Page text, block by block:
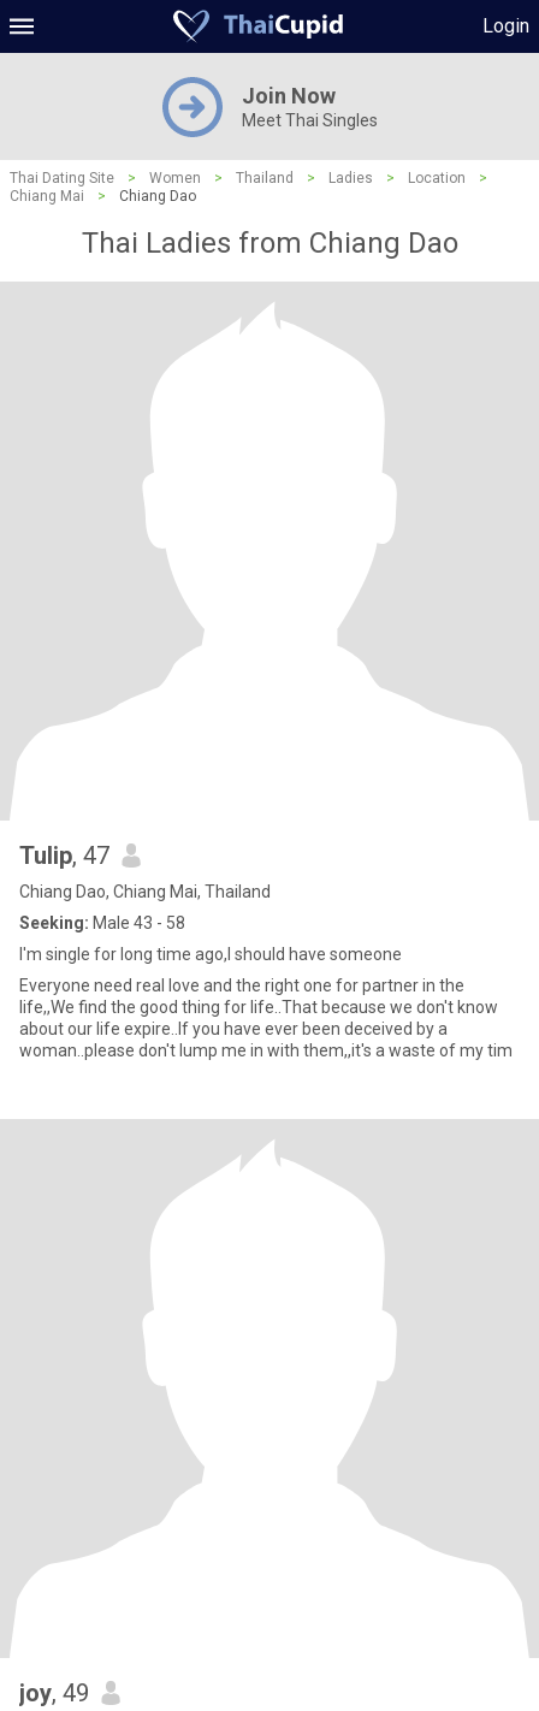
Login
Join Now
Meet Thai Singles
Thai Dating Site > Women > Thailand > Ladies > Location
>
Chiang Mai
> Chiang Dao
Thai Ladies from Chiang Dao
Tulip, 47
Chiang Dao, Chiang Mai, Thailand
Seeking: Male 43 - 58
I'm single for long time ago,I should have someone
Everyone need real love and the right one for partner in the
life,,We find the good thing for life..That because we don't know
about our life expire..If you have ever been deceived by a
woman..please don't lump me in with them,,it's a waste of my tim
joy, 49